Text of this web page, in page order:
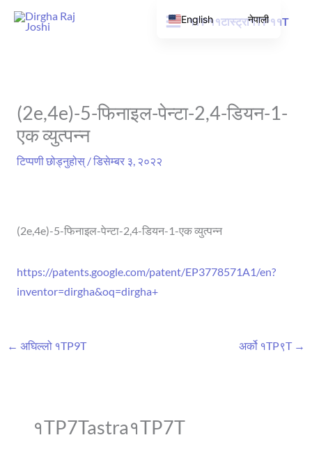
सामग्रीमा
जानुहोस्
१TP११टास्ट्रा१TP११T
(2e,4e)-5-फिनाइल-पेन्टा-2,4-डियन-1-
एक व्युत्पन्न
टिप्पणी छोड्नुहोस् /डिसेम्बर ३, २०२२
(2e,4e)-5-फिनाइल-पेन्टा-2,4-डियन-1-एक व्युत्पन्न
https://patents.google.com/patent/EP3778571A1/en?
inventor=dirgha&oq=dirgha+
← अघिल्लो १TP9T अर्को १TP९T →
१TP7Tastra१TP7T
English नेपाली